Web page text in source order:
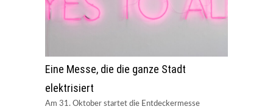
Eine Messe, die die ganze Stadt
elektrisiert
Am 31. Oktober startet die Entdeckermesse